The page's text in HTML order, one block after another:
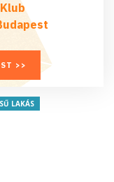
>>
LAKÁS